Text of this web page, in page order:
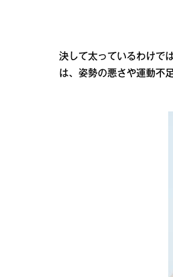
決して太っているわけで
は、姿勢の悪さや運動不